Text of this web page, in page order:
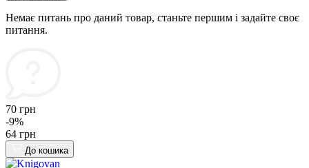
Немає питань про даний товар, станьте першим і задайте своє
питання.
70 грн
-9%
64 грн
До кошика